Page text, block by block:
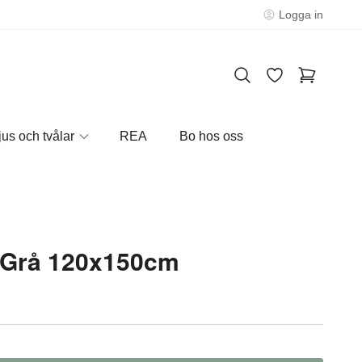
Logga in
och tvålar REA Bo hos oss
120x150cm